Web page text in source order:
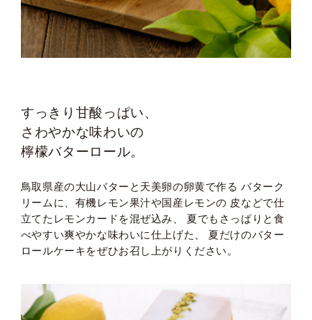
すっきり甘酸っぱい、
さわやかな味わいの
檸檬バターロール。
鳥取県産の大山バターと天美卵の卵黄で作る バターク
リームに、有機レモン果汁や国産レモンの 皮などで仕
立てたレモンカードを混ぜ込み、
夏でもさっぱりと食
べやすい爽やかな味わいに仕上げた、
夏だけのバター
ロールケーキをぜひお召し上がりください。